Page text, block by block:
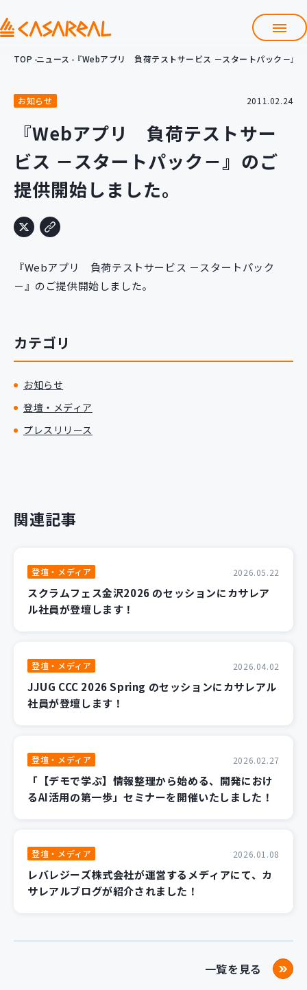
会社情報
サービス
プロダクト開発支援
クラウド導入支援 Git導入支援
システム構築支援
研修サービス
カスタマイズコース
パッケージ開発
導入事例
イベント・セミナー
ニュース
TOP ニュース 『Webアプリ 負荷テストサービス －スタートパック－』
お知らせ 2011.02.24
『Webアプリ 負荷テストサー
ビス －スタートパック－』のご
提供開始しました。
『Webアプリ 負荷テストサービス －スタートパック
－』のご提供開始しました。
カテゴリ
お知らせ
登壇・メディア
プレスリリース
関連記事
登壇・メディア 2026.05.22
スクラムフェス金沢2026 のセッションにカサレア
ル社員が登壇します！
登壇・メディア 2026.04.02
JJUG CCC 2026 Spring のセッションにカサレアル
社員が登壇します！
登壇・メディア 2026.02.27
「【デモで学ぶ】情報整理から始める、開発におけ
るAI活用の第一歩」セミナーを開催いたしました！
登壇・メディア 2026.01.08
レバレジーズ株式会社が運営するメディアにて、カ
サレアルブログが紹介されました！
一覧を見る